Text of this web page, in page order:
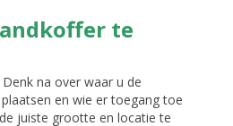
te
Denk na over waar u de
en wie er toegang toe
juiste grootte en locatie te